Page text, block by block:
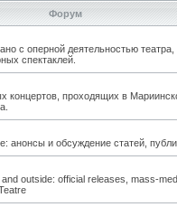
Форум
с оперной деятельностью
спектаклей.
концертов, проходящих в
анонсы и обсуждение статей,
outside: official releases, mass-